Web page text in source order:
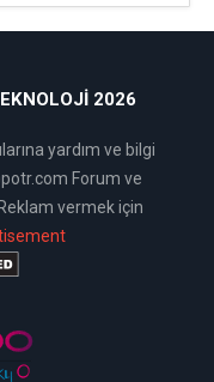
2026
yardım ve bilgi
Forum ve
vermek için